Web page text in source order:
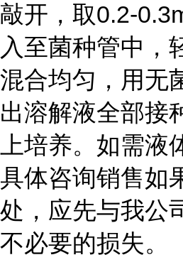
敲开，取0.2-
入至菌种管中，
混合均匀，用无
出溶解液全部接
上培养。如需液
具体咨询销售如
处，应先与我公
不必要的损失。